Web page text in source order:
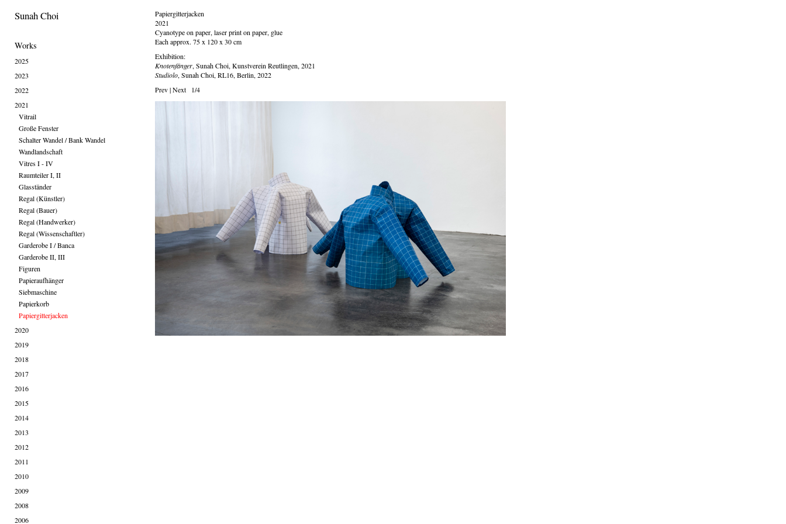
Sunah Choi
Works
2025
2023
2022
2021
Vitrail
Große Fenster
Schalter Wandel / Bank Wandel
Wandlandschaft
Vitres I - IV
Raumteiler I, II
Glasständer
Regal (Künstler)
Regal (Bauer)
Regal (Handwerker)
Regal (Wissenschaftler)
Garderobe I / Banca
Garderobe II, III
Figuren
Papieraufhänger
Siebmaschine
Papierkorb
Papiergitterjacken
2020
2019
2018
2017
2016
2015
2014
2013
2012
2011
2010
2009
2008
2006
Papiergitterjacken
2021
Cyanotype on paper, laser print on paper, glue
Each approx. 75 x 120 x 30 cm
Exhibition:
Knotenfänger, Sunah Choi, Kunstverein Reutlingen, 2021
Studiolo, Sunah Choi, RL16, Berlin, 2022
Prev|Next 1/4